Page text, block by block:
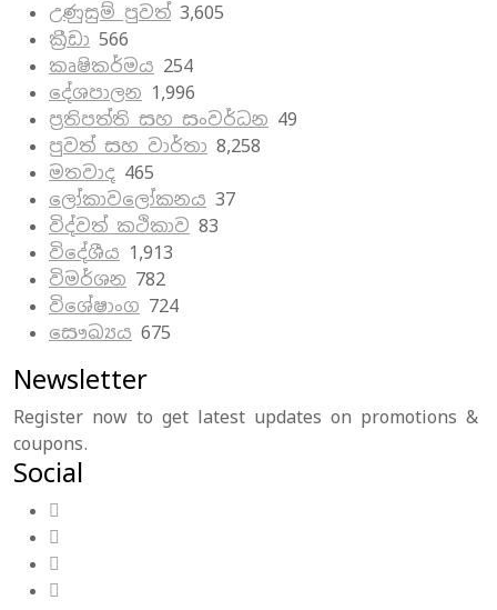
උණුසුම් පුවත් 3,605
ක්‍රීඩා 566
කෘෂිකර්මය 254
දේශපාලන 1,996
ප්‍රතිපත්ති සහ සංවර්ධන 49
පුවත් සහ වාර්තා 8,258
මතවාද 465
ලෝකාවලෝකනය 37
විද්වත් කථිකාව 83
විදේශීය 1,913
විමර්ශන 782
විශේෂාංග 724
සෞඛ්‍යය 675
Newsletter
Register now to get latest updates on promotions &
coupons.
Social